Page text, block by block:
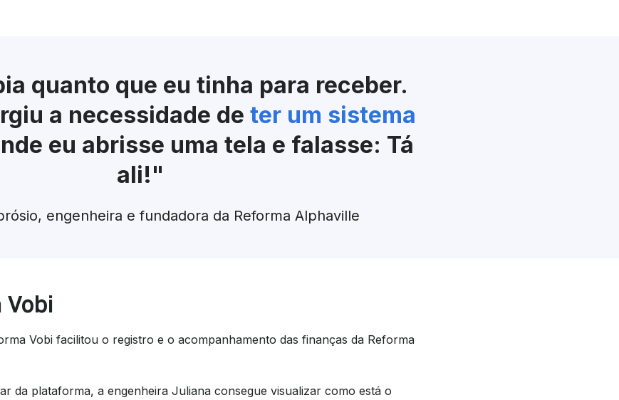
quanto que eu tinha para receber.
a necessidade de ter um sistema
eu abrisse uma tela e falasse: Tá
ali!"
engenheira e fundadora da Reforma Alphaville
Vobi
Vobi facilitou o registro e o acompanhamento das finanças da Reforma
da plataforma, a engenheira Juliana consegue visualizar como está o